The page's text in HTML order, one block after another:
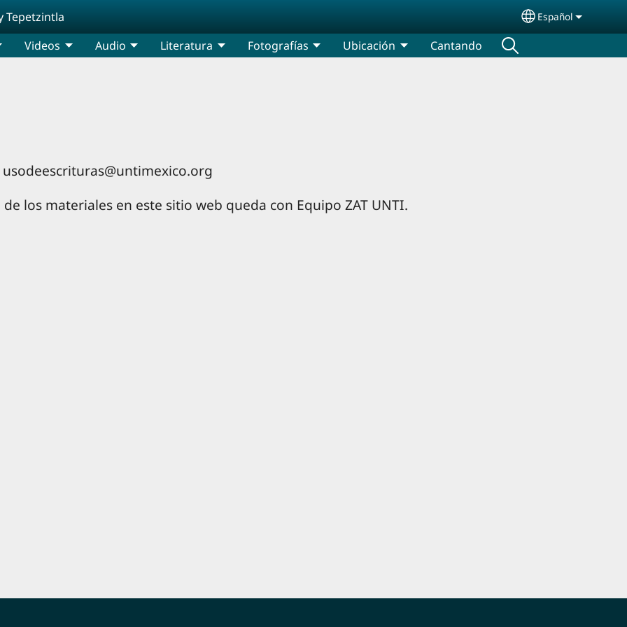
Tepetzintla Select your
Español
Videos Audio Literatura Fotografías Ubicación Cantando
los materiales en este sitio web queda con Equipo ZAT UNTI.